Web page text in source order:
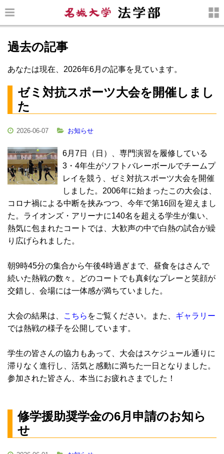
過去の記事
あなたは現在、2026年6月の記事を見ています。
ゼミ対抗スポーツ大会を開催しまし
た
2026-06-07 お知らせ
6月7日（日）、専門演習を履修している
3・4年生がソフトバレーボールでチームプ
レイを競う、ゼミ対抗スポーツ大会を開催
しました。2006年に始まったこの大会は、
コロナ禍による中断を挟みつつ、今年で第16回を迎えまし
た。ライオンズ・アリーナに140名を超える学生が集い、
熱気に包まれたコートでは、大歓声の中で白熱の試合が繰
り広げられました。
朝9時45分の集合から午後4時過ぎまで、昼食をはさんで
続いた熱戦の数々。どのコートでも真剣なプレーと笑顔が
交錯し、会場には一体感が満ちていました。
大会の結果は、 こちら をご覧ください。また、 ギャラリー
では熱戦の様子を公開しています。
学生の皆さんの協力もあって、大会はスケジュール通りに
滞りなく進行し、活気と感動に満ちた一日となりました。
参加された皆さん、本当にお疲れさまでした！
修学援助奨学金の6月申請のお知ら
せ